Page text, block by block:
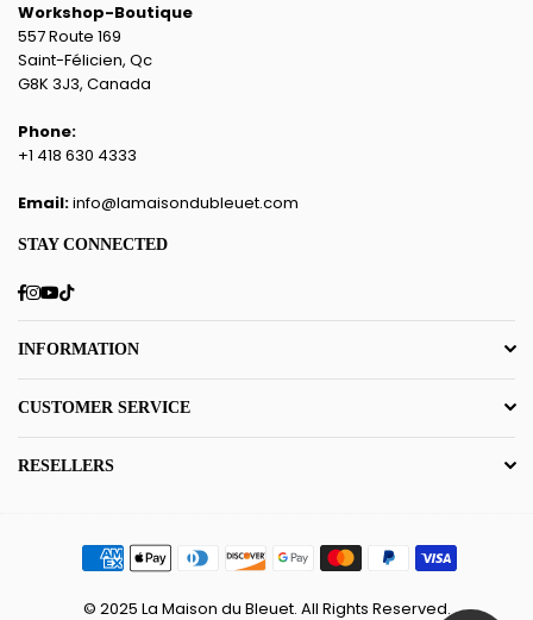
Workshop-Boutique
557 Route 169
Saint-Félicien, Qc
G8K 3J3, Canada
Phone:
+1 418 630 4333
Email:info@lamaisondubleuet.com
STAY CONNECTED
Facebook
Instagram
YouTube
TikTok
INFORMATION
CUSTOMER SERVICE
RESELLERS
© 2025 La Maison du Bleuet. All Rights Reserved.